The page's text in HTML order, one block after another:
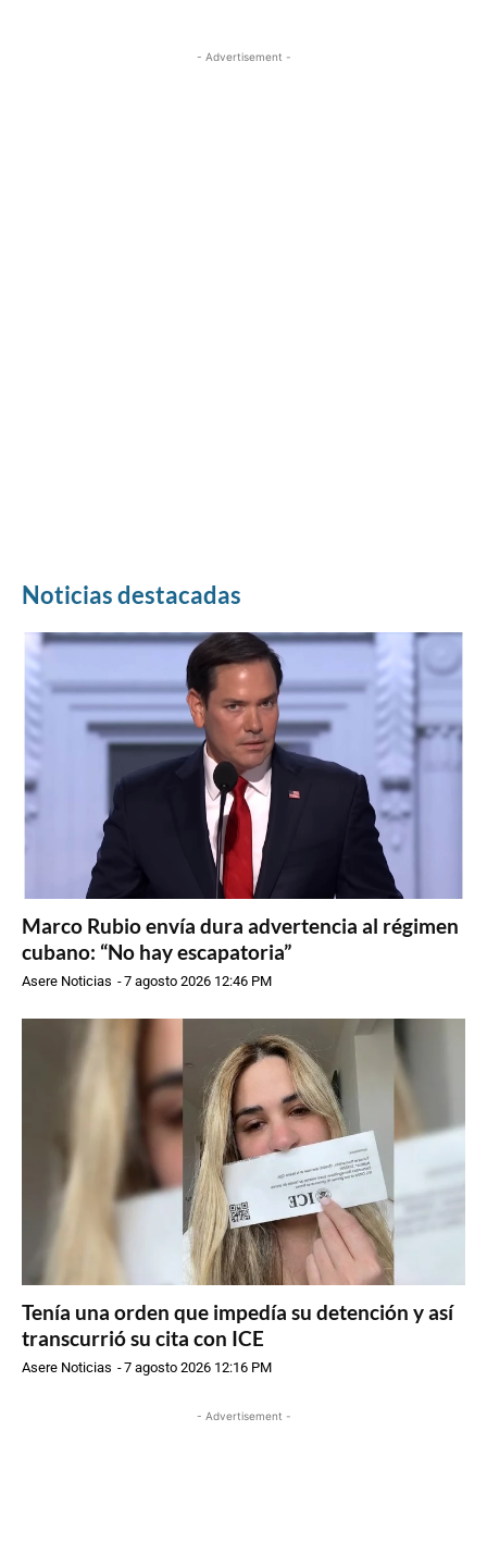
- Advertisement -
Noticias destacadas
Marco Rubio envía dura advertencia al régimen
cubano: “No hay escapatoria”
Asere Noticias -7 agosto 2026 12:46 PM
Tenía una orden que impedía su detención y así
transcurrió su cita con ICE
Asere Noticias -7 agosto 2026 12:16 PM
- Advertisement -